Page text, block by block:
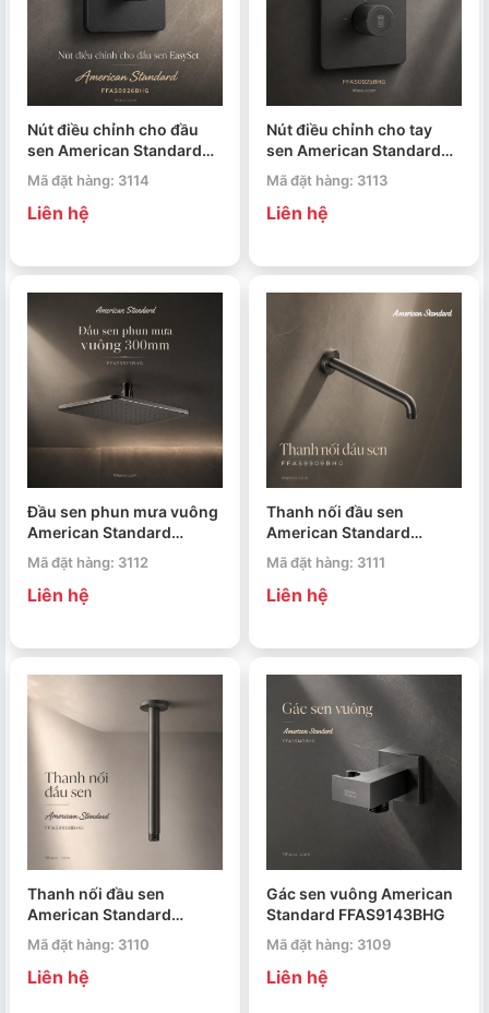
Nút điều chỉnh cho đầu
sen American Standard
FFAS0926BHG EasySet
Mã đặt hàng: 3114
Liên hệ
Nút điều chỉnh cho tay
sen American Standard
FFAS0925BHG EasySet
Mã đặt hàng: 3113
Liên hệ
Đầu sen phun mưa vuông
American Standard
FFASS515BHG
Mã đặt hàng: 3112
Liên hệ
Thanh nối đầu sen
American Standard
FFAS9909BHG
Mã đặt hàng: 3111
Liên hệ
Thanh nối đầu sen
American Standard
FFAS9908BHG
Mã đặt hàng: 3110
Liên hệ
Gác sen vuông American
Standard FFAS9143BHG
Mã đặt hàng: 3109
Liên hệ